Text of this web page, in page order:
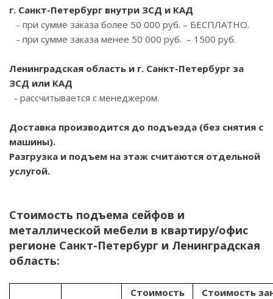
г. Санкт-Петербург внутри ЗCД и КАД
- при сумме заказа более 50 000 руб. – БЕСПЛАТНО.
- при сумме заказа менее 50 000 руб. – 1500 руб.
Ленинградская область и г. Санкт-Петербург за
ЗСД или КАД
- рассчитывается с менеджером.
Доставка производится до подъезда (без снятия с
машины).
Разгрузка и подъем на этаж считаются отдельной
услугой.
Стоимость подъема сейфов и
металлической мебели в квартиру/офис
регионе Санкт-Петербург и Ленинградская
область:
Стоимость
Стоимость